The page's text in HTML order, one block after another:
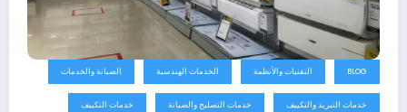
BLOG التقنيات والأنظمة الخدمات الهندسية الصيانة والخدمات
خدمات التبريد والتكييف خدمات التصليح والصيانة خدمات التكييف